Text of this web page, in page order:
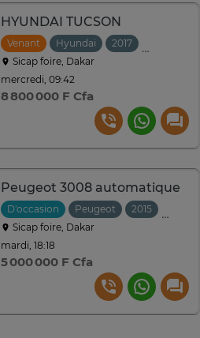
HYUNDAI TUCSON
Venant Hyundai 2017
Sicap foire, Dakar
mercredi, 09:42
8 800 000 F Cfa
Peugeot 3008 automatique
D'occasion Peugeot 2015
Sicap foire, Dakar
mardi, 18:18
5 000 000 F Cfa